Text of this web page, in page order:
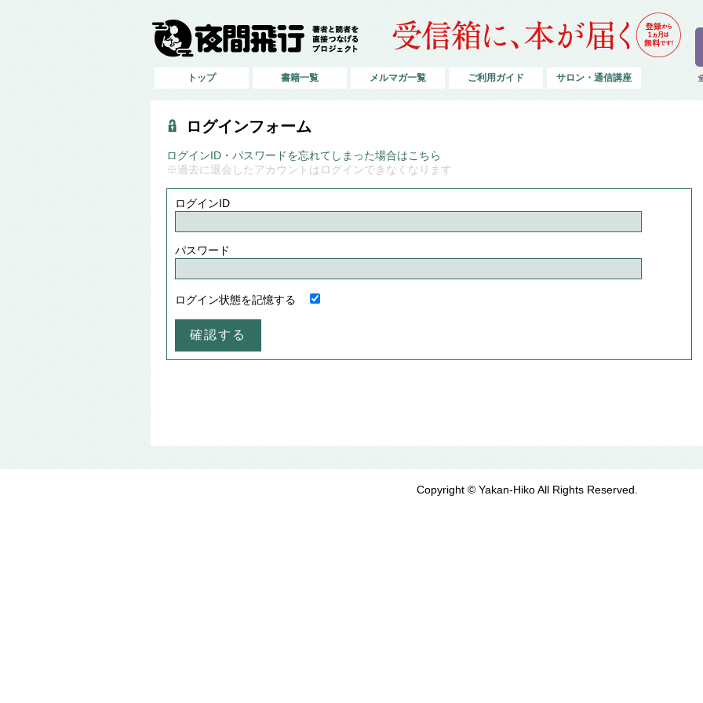
トップ 書籍一覧 メルマガ一覧 ご利用ガイド サロン・通信講座
ログインフォーム
ログインID・パスワードを忘れてしまった場合はこちら
※過去に退会したアカウントはログインできなくなります
ログインID
パスワード
ログイン状態を記憶する
Copyright © Yakan-Hiko All Rights Reserved.